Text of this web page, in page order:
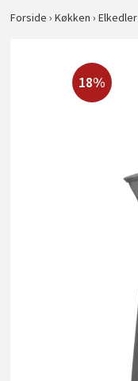
Forside ›Køkken ›Elkedler
18%